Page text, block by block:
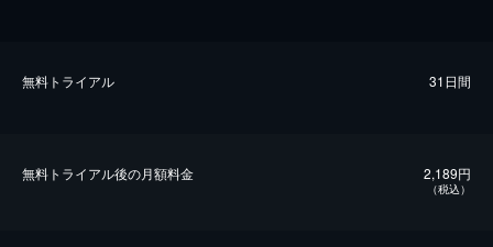
無料トライアル 31日間
無料トライアル後の⽉額料金 2,189円
（税込）